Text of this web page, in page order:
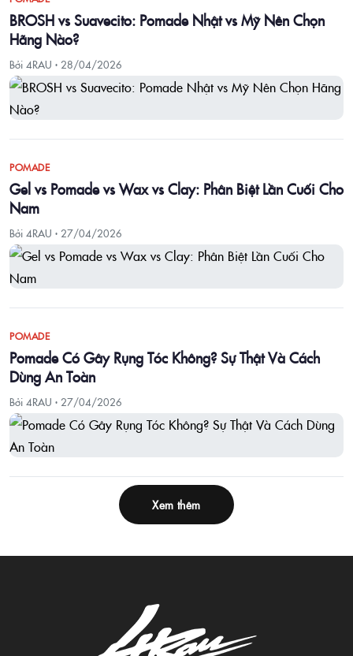
BROSH vs Suavecito: Pomade Nhật vs Mỹ Nên Chọn
Hãng Nào?
Bởi 4RAU · 28/04/2026
POMADE
Gel vs Pomade vs Wax vs Clay: Phân Biệt Lần Cuối Cho
Nam
Bởi 4RAU · 27/04/2026
POMADE
Pomade Có Gây Rụng Tóc Không? Sự Thật Và Cách
Dùng An Toàn
Bởi 4RAU · 27/04/2026
Xem thêm